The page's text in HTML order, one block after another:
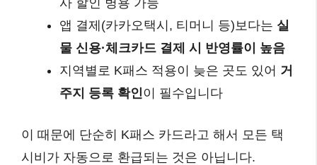
앱 결제(카카오택시, 티머니 등)보다는 실
물 신용·체크카드 결제 시 반영률이 높음
지역별로 K패스 적용이 늦은 곳도 있어 거
주지 등록 확인이 필수입니다
이 때문에 단순히 K패스 카드라고 해서 모든 택
시비가 자동으로 환급되는 것은 아닙니다.